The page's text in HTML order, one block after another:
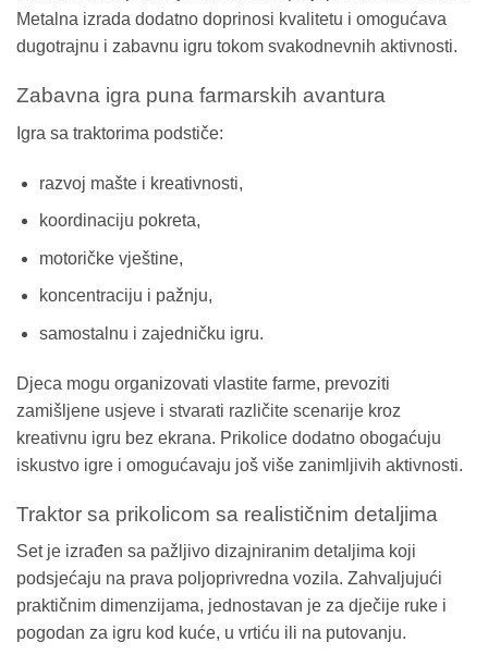
Metalna izrada dodatno doprinosi kvalitetu i omogućava
dugotrajnu i zabavnu igru tokom svakodnevnih aktivnosti.
Zabavna igra puna farmarskih avantura
Igra sa traktorima podstiče:
razvoj mašte i kreativnosti,
koordinaciju pokreta,
motoričke vještine,
koncentraciju i pažnju,
samostalnu i zajedničku igru.
Djeca mogu organizovati vlastite farme, prevoziti
zamišljene usjeve i stvarati različite scenarije kroz
kreativnu igru bez ekrana. Prikolice dodatno obogaćuju
iskustvo igre i omogućavaju još više zanimljivih aktivnosti.
Traktor sa prikolicom sa realističnim detaljima
Set je izrađen sa pažljivo dizajniranim detaljima koji
podsjećaju na prava poljoprivredna vozila. Zahvaljujući
praktičnim dimenzijama, jednostavan je za dječije ruke i
pogodan za igru kod kuće, u vrtiću ili na putovanju.